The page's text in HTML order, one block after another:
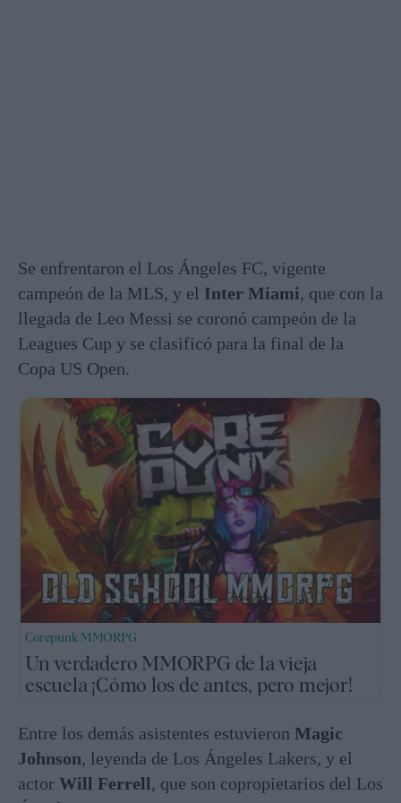
Se enfrentaron el Los Ángeles FC, vigente
campeón de la MLS, y el Inter Miami, que con la
llegada de Leo Messi se coronó campeón de la
Leagues Cup y se clasificó para la final de la
Copa US Open.
Corepunk MMORPG
Un verdadero MMORPG de la vieja
escuela ¡Cómo los de antes, pero mejor!
Entre los demás asistentes estuvieron Magic
Johnson, leyenda de Los Ángeles Lakers, y el
actor Will Ferrell, que son copropietarios del Los